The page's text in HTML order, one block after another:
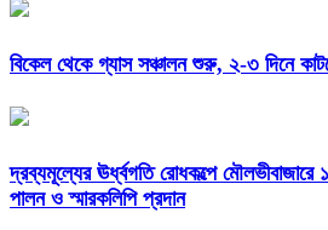
বিকেল থেকে গ্যাস সঞ্চালন শুরু, ২-৩ দিনে
দ্রব্যমূল্যের ঊর্ধ্বগতি রোধকল্পে
পালন ও স্মারকলিপি প্রদান